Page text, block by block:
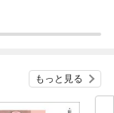
もっと見る